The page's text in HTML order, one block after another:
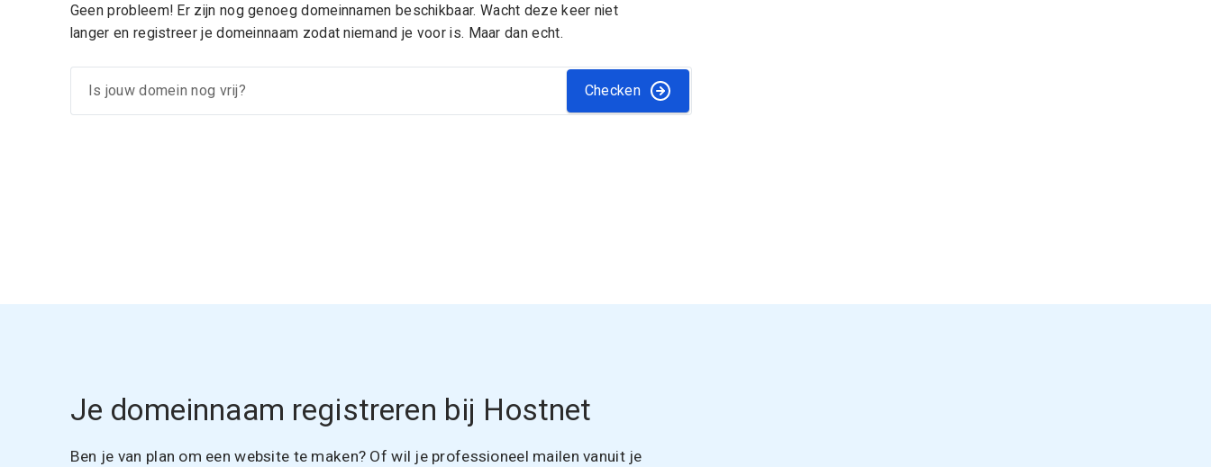
Geen probleem! Er zijn nog genoeg domeinnamen beschikbaar. Wacht deze keer niet
langer en registreer je domeinnaam zodat niemand je voor is. Maar dan echt.
Checken
Je domeinnaam registreren bij Hostnet
Ben je van plan om een website te maken? Of wil je professioneel mailen vanuit je